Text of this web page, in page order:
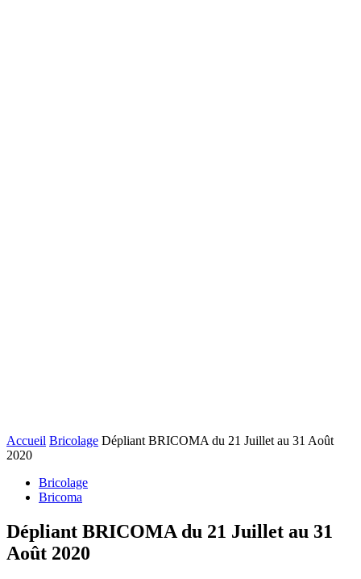
Accueil Bricolage Dépliant BRICOMA du 21 Juillet au 31 Août
2020
Bricolage
Bricoma
Dépliant BRICOMA du 21 Juillet au 31
Août 2020